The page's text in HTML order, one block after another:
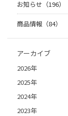
お知らせ（196）
商品情報（84）
アーカイブ
2026年
2025年
2024年
2023年